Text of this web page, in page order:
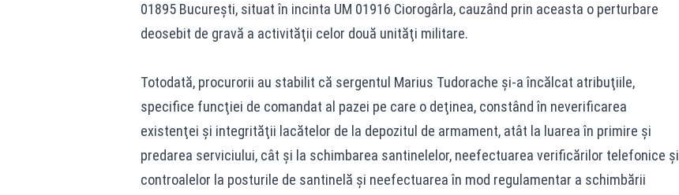
01895 Bucureşti, situat în incinta UM 01916 Ciorogârla, cauzând prin aceasta o perturbare
deosebit de gravă a activităţii celor două unităţi militare.
Totodată, procurorii au stabilit că sergentul Marius Tudorache şi-a încălcat atribuţiile,
specifice funcţiei de comandat al pazei pe care o deţinea, constând în neverificarea
existenţei şi integrităţii lacătelor de la depozitul de armament, atât la luarea în primire şi
predarea serviciului, cât şi la schimbarea santinelelor, neefectuarea verificărilor telefonice şi
controalelor la posturile de santinelă şi neefectuarea în mod regulamentar a schimbării